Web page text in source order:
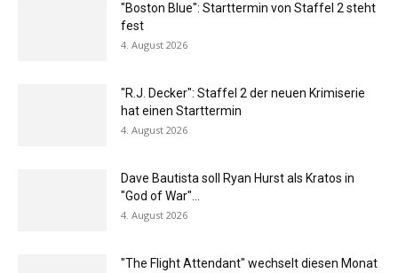
"Boston Blue": Starttermin von Staffel 2 steht
fest
4. August 2026
"R.J. Decker": Staffel 2 der neuen Krimiserie
hat einen Starttermin
4. August 2026
Dave Bautista soll Ryan Hurst als Kratos in
"God of War"...
4. August 2026
"The Flight Attendant" wechselt diesen Monat